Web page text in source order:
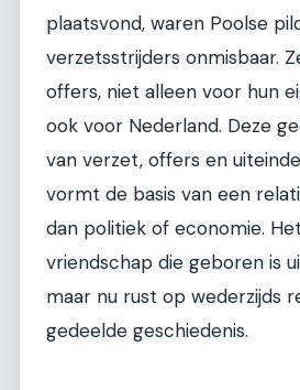
plaatsvond, waren Poolse
verzetsstrijders onmisbaar.
offers, niet alleen voor hun
ook voor Nederland. Deze
van verzet, offers en
vormt de basis van een
dan politiek of economie.
vriendschap die geboren is
maar nu rust op wederzijds
gedeelde geschiedenis.